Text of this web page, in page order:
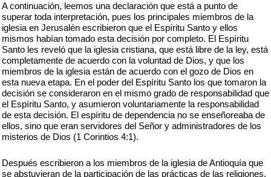
A continuación, leemos una declaración que está a punto de
superar toda interpretación, pues los principales miembros de la
iglesia en Jerusalén escribieron que el Espíritu Santo y ellos
mismos habían tomado esta decisión por completo. El Espíritu
Santo les reveló que la iglesia cristiana, que está libre de la ley, está
completamente de acuerdo con la voluntad de Dios, y que los
miembros de la iglesia están de acuerdo con el gozo de Dios en
esta nueva etapa. En el poder del Espíritu Santo los que tomaron la
decisión se consideraron en el mismo grado de responsabilidad que
el Espíritu Santo, y asumieron voluntariamente la responsabilidad
de esta decisión. El espíritu de dependencia no se enseñoreaba de
ellos, sino que eran servidores del Señor y administradores de los
misterios de Dios (1 Corintios 4:1).
Después escribieron a los miembros de la iglesia de Antioquía que
se abstuvieran de la participación de las prácticas de las religiones,